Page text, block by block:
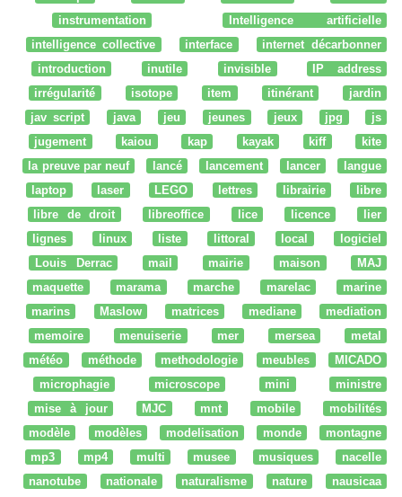
instrumentation
Intelligence artificielle
intelligence collective
interface
internet décarbonner
introduction
inutile invisible
IP address
irrégularité
isotope item itinérant
jardin
jav script
java jeu jeunes jeux jpg
js
jugement
kaiou kap kayak kiff
kite
la preuve par neuf
lancé lancement lancer
langue
laptop
laser LEGO lettres librairie
libre
libre de droit
libreoffice lice licence
lier
lignes
linux liste littoral local
logiciel
Louis Derrac
mail mairie maison
MAJ
maquette
marama marche marelac
marine
marins
Maslow matrices mediane
mediation
memoire
menuiserie mer mersea
metal
météo
méthode methodologie meubles
MICADO
microphagie
microscope mini
ministre
mise à jour
MJC mnt mobile
mobilités
modèle
modèles modelisation monde
montagne
mp3
mp4 multi musee musiques
nacelle
nanotube
nationale naturalisme nature
nausicaa